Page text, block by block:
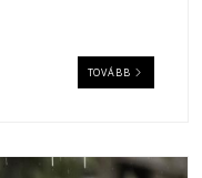
TOVÁBB